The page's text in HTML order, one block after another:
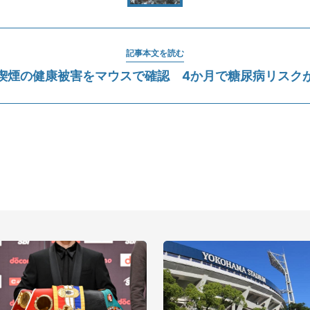
記事本文を読む
煙の健康被害をマウスで確認 4か月で糖尿病リスク